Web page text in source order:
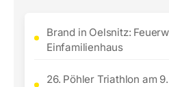
Brand in Oelsnitz:
Einfamilienhaus
26. Pöhler Triathlon am